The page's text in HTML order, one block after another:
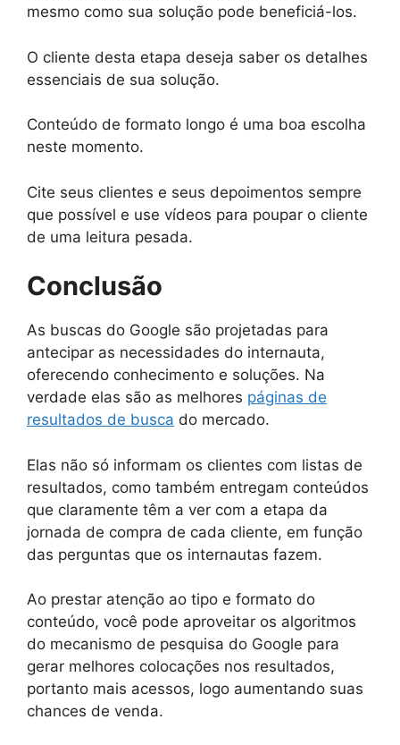
mesmo como sua solução pode beneficiá-los.
O cliente desta etapa deseja saber os detalhes
essenciais de sua solução.
Conteúdo de formato longo é uma boa escolha
neste momento.
Cite seus clientes e seus depoimentos sempre
que possível e use vídeos para poupar o cliente
de uma leitura pesada.
Conclusão
As buscas do Google são projetadas para
antecipar as necessidades do internauta,
oferecendo conhecimento e soluções. Na
verdade elas são as melhores páginas de
resultados de busca do mercado.
Elas não só informam os clientes com listas de
resultados, como também entregam conteúdos
que claramente têm a ver com a etapa da
jornada de compra de cada cliente, em função
das perguntas que os internautas fazem.
Ao prestar atenção ao tipo e formato do
conteúdo, você pode aproveitar os algoritmos
do mecanismo de pesquisa do Google para
gerar melhores colocações nos resultados,
portanto mais acessos, logo aumentando suas
chances de venda.